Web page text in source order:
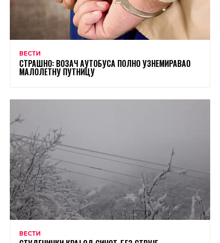
ВЕСТИ
СТРАШНО: ВОЗАЧ АУТОБУСА ПОЛНО УЗНЕМИРАВАО
МАЛОЛЕТНУ ПУТНИЦУ
ВЕСТИ